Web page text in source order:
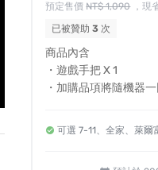
預定售價NT$ 1,090，現
已被贊助3 次
商品內含
・遊戲手把 X 1
・加購品項將隨機器
可選 7-11、全家、萊爾